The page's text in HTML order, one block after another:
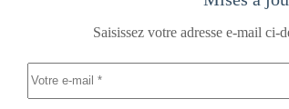
Saisissez votre adresse e-mail ci-